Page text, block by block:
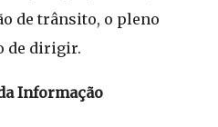
de trânsito, o pleno
de dirigir.
Informação